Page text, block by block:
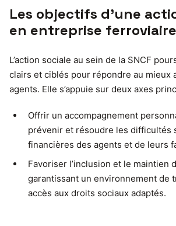
Les objectifs d’une
en entreprise ferroviaire
L’action sociale au sein de la SNCF
clairs et ciblés pour répondre au mieux
agents. Elle s’appuie sur deux axes
Offrir un accompagnement
prévenir et résoudre les difficultés
financières des agents et de leurs
Favoriser l’inclusion et le maintien
garantissant un environnement de
accès aux droits sociaux adaptés.